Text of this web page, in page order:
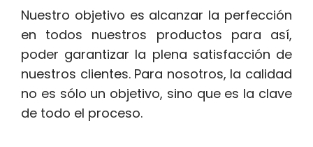
Nuestro objetivo es alcanzar la perfección
en todos nuestros productos para así,
poder garantizar la plena satisfacción de
nuestros clientes. Para nosotros, la calidad
no es sólo un objetivo, sino que es la clave
de todo el proceso.